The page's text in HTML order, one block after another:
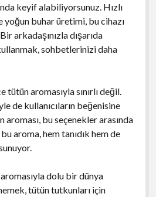
keyif alabiliyorsunuz. Hızlı
yoğun buhar üretimi, bu cihazı
arkadaşınızla dışarıda
sohbetlerinizi daha
tütün aromasıyla sınırlı değil.
de kullanıcıların beğenisine
bu seçenekler arasında
aroma, hem tanıdık hem de
dolu bir dünya
tütün tutkunları için